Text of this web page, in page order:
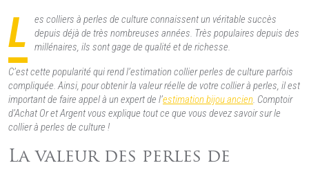
L
es colliers à perles de culture connaissent un véritable succès
depuis déjà de très nombreuses années. Très populaires depuis des
millénaires, ils sont gage de qualité et de richesse.
C’est cette popularité qui rend l’estimation collier perles de culture parfois
compliquée. Ainsi, pour obtenir la valeur réelle de votre collier à perles, il est
important de faire appel à un expert de l’estimation bijou ancien. Comptoir
d’Achat Or et Argent vous explique tout ce que vous devez savoir sur le
collier à perles de culture !
La valeur des perles de